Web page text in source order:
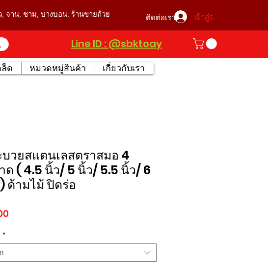
จาน, ชาม, บางบอน, ร้านขายถ้วย
เข้าสู่ระบบ
ติดต่อเรา
Line ID : @sbktoay
ล็ด หมวดหมู่สินค้า เกี่ยวกับเรา
บวยสแตนเลสตราสมอ 4
ด ( 4.5 นิ้ว/ 5 นิ้ว/ 5.5 นิ้ว/ 6
ด้ามไม้ ปิดร่อ
*